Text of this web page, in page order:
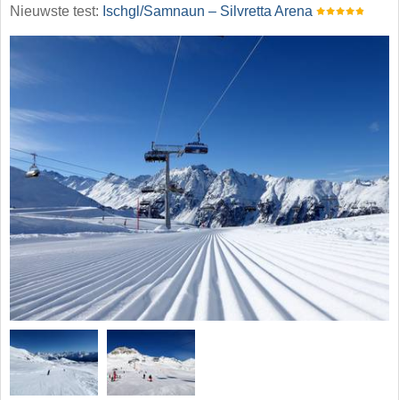
Nieuwste test: Ischgl/​Samnaun – Silvretta Arena